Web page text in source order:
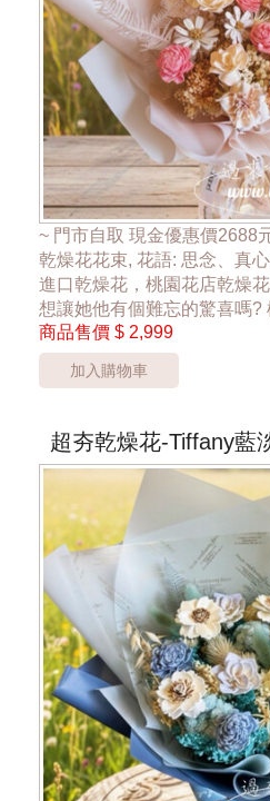
~ 門市自取 現金優惠價2688
乾燥花花束, 花語: 思念、真
進口乾燥花，桃園花店乾燥
想讓她他有個難忘的驚喜嗎?
花店，24hr 網路訂花禮，為
幸福散播愛的氛圍，讓大家感
***乾燥花材色彩、包裝搭配
商品售價 $ 2,999
加入購物車
超夯乾燥花-Tiffany藍